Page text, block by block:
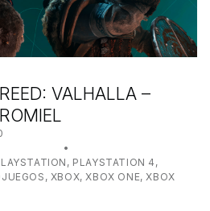
VALHALLA –
, PLAYSTATION 4 ,
, XBOX, XBOX ONE, XBOX